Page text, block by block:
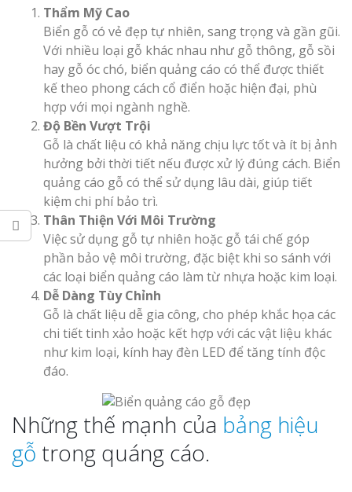
Thẩm Mỹ Cao
Biển gỗ có vẻ đẹp tự nhiên, sang trọng và gần gũi.
Với nhiều loại gỗ khác nhau như gỗ thông, gỗ sồi
hay gỗ óc chó, biển quảng cáo có thể được thiết
kế theo phong cách cổ điển hoặc hiện đại, phù
hợp với mọi ngành nghề.
Độ Bền Vượt Trội
Gỗ là chất liệu có khả năng chịu lực tốt và ít bị ảnh
hưởng bởi thời tiết nếu được xử lý đúng cách. Biển
quảng cáo gỗ có thể sử dụng lâu dài, giúp tiết
kiệm chi phí bảo trì.
Thân Thiện Với Môi Trường
Việc sử dụng gỗ tự nhiên hoặc gỗ tái chế góp
phần bảo vệ môi trường, đặc biệt khi so sánh với
các loại biển quảng cáo làm từ nhựa hoặc kim loại.
Dễ Dàng Tùy Chỉnh
Gỗ là chất liệu dễ gia công, cho phép khắc họa các
chi tiết tinh xảo hoặc kết hợp với các vật liệu khác
như kim loại, kính hay đèn LED để tăng tính độc
đáo.
Những thế mạnh của bảng hiệu
gỗ trong quáng cáo.
Nghệ An giá
Thi Công
Nghệ An Nâng Tầm
Hiệu
Làm Biển
Rẻ Tại Vinh Giải Pháp
Quả
Làm Hộp
Cáo Tại Vinh Giá Rẻ
Nghiệp